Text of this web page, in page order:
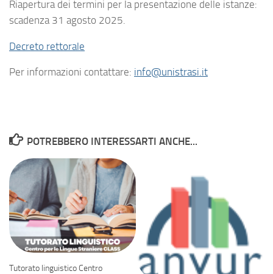
Riapertura dei termini per la presentazione delle istanze:
scadenza 31 agosto 2025.
Decreto rettorale
Per informazioni contattare: info@unistrasi.it
POTREBBERO INTERESSARTI ANCHE...
Tutorato linguistico Centro